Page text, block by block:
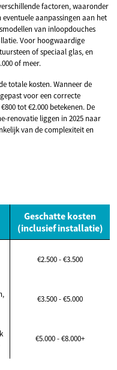
factoren, waaronder
aanpassingen aan het
van inloopdouches
Voor hoogwaardige
of speciaal glas, en
of meer.
totale kosten. Wanneer de
voor een correcte
tot €2.000 betekenen. De
renovatie liggen in 2025 naar
van de complexiteit en
Geschatte kosten
(inclusief installatie)
€2.500 - €3.500
€3.500 - €5.000
€5.000 - €8.000+